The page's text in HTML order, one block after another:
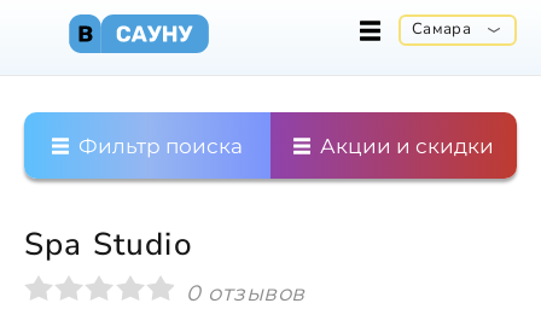
Самара
Фильтр поиска Акции и скидки
Spa Studio
0 отзывов